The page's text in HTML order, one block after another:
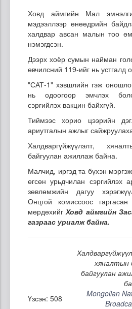
Ховд аймгийн Мал
мэдээллээр өнөөдрийн
халдвар авсан малын тоо
нэмэгдсэн.
Дээрх хоёр сумын найман
өвчилсний 119-ийг нь устгалд
"САТ-1" хэвшлийн гэж
нь одоогоор эмчлэх
сэргийлэх вакцин байхгүй.
Тиймээс хорио цээрийн
ариутгалын ажлыг
Халдваргүйжүүлэлт,
байгуулан ажиллаж байна.
Малчид, иргэд та бүхэн
өгсөн урьдчилан сэргийлэх
зөвлөмжийн дагуу
Онцгой комиссоос
мөрдөхийгХовд аймгийн
газраас уриалж байна.
хяналтын
байгуулан
Үзсэн: 508
Mongolian